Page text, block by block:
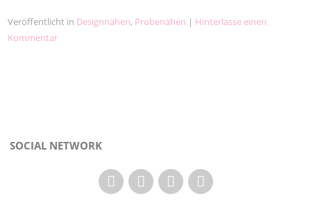
Veröffentlicht in Designnähen, Probenähen | Hinterlasse einen
Kommentar
SOCIAL NETWORK